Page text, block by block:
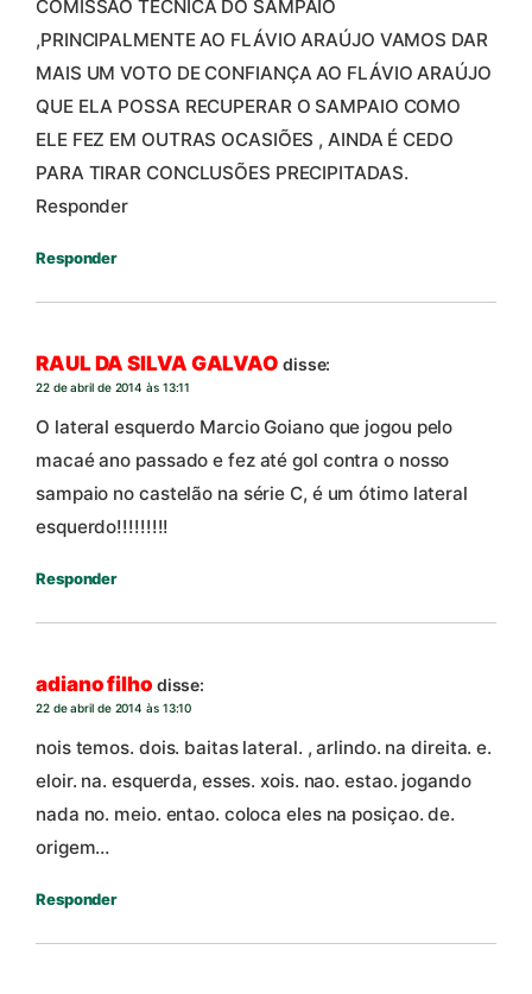
COMISSÃO TÉCNICA DO SAMPAIO
,PRINCIPALMENTE AO FLÁVIO ARAÚJO VAMOS DAR
MAIS UM VOTO DE CONFIANÇA AO FLÁVIO ARAÚJO
QUE ELA POSSA RECUPERAR O SAMPAIO COMO
ELE FEZ EM OUTRAS OCASIÕES , AINDA É CEDO
PARA TIRAR CONCLUSÕES PRECIPITADAS.
Responder
Responder
RAUL DA SILVA GALVAO disse:
22 de abril de 2014 às 13:11
O lateral esquerdo Marcio Goiano que jogou pelo
macaé ano passado e fez até gol contra o nosso
sampaio no castelão na série C, é um ótimo lateral
esquerdo!!!!!!!!!
Responder
adiano filho disse:
22 de abril de 2014 às 13:10
nois temos. dois. baitas lateral. , arlindo. na direita. e.
eloir. na. esquerda, esses. xois. nao. estao. jogando
nada no. meio. entao. coloca eles na posiçao. de.
origem…
Responder